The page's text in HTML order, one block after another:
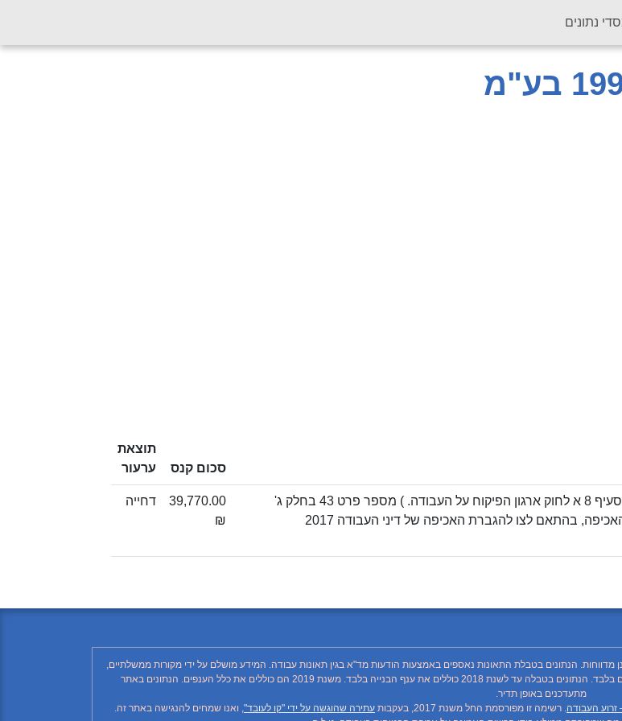
נתונים
סכום קנס
תוצאת
ערעור
קיום הוראות צו שיפור שניתן לפי סעיף 8 א לחוק ארגון הפיקוח על העבודה. ) מספר פרט 43 בחלק ג'
בהתאם לצו להגברת האכיפה של דיני העבודה 2017
39,770.00
₪
דחייה
מדווחות. הנתונים בטבלת התאונות נאספים באמצעות הודעות מד"א בגין תאונות עבודה. המידע מושלם על ידי מקורות ממשלתיים,
רשתות חברתיות ותקשורת ממסדית. בהתאם לזאת, יתכן ויחסרו פרטים, והנתונים חלקיים בלבד. הנתונים בטבלה עד לשנת 2018 כוללים את ענף הבנייה בלבד. משנת 2019 הם כוללים את כלל הענפים. הנתונים באתר
מתעדכנים באופן תדיר.
העבודה. רשימה זו מפורסמת החל משנת 2017, בעקבות עתירה שהוגשה על ידי "קו לעובד", ואנו שמחים להנגישה באתר זה.